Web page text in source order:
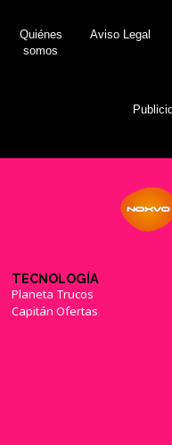
Quiénes
somos
Aviso Legal
TECNOLOGÍA
Planeta Trucos
Capitán Ofertas